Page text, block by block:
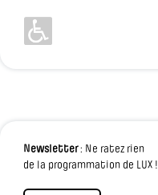
Newsletter: Ne ratez rien
de la programmation de LUX !